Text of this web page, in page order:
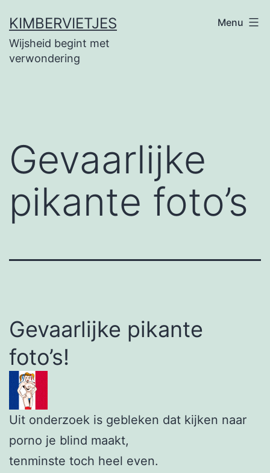
naar
de
KIMBERVIETJES
Wijsheid begint met
verwondering
Menu
Gevaarlijke
pikante foto’s
Gevaarlijke pikante
foto’s!
Uit onderzoek is gebleken dat kijken naar
porno je blind maakt,
tenminste toch heel even.